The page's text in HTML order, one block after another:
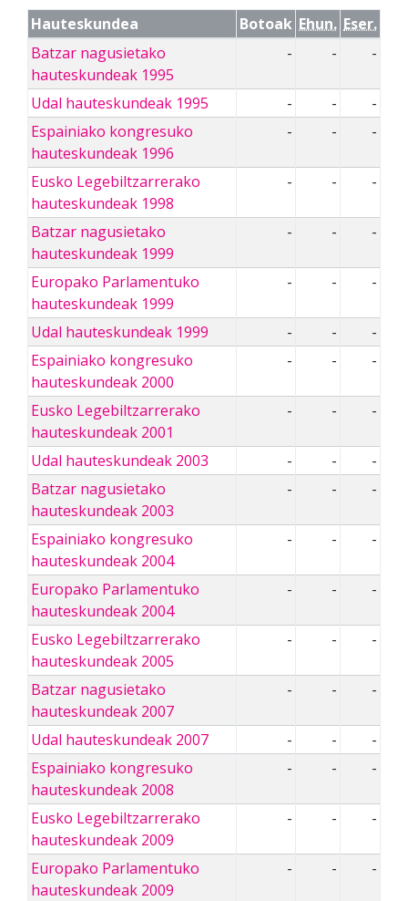
Hauteskundea Botoak Ehun. Eser.
Batzar nagusietako
hauteskundeak 1995
- - -
Udal hauteskundeak 1995 - -
-
Espainiako kongresuko
hauteskundeak 1996
- - -
Eusko Legebiltzarrerako
hauteskundeak 1998
- - -
Batzar nagusietako
hauteskundeak 1999
- - -
Europako Parlamentuko
hauteskundeak 1999
- - -
Udal hauteskundeak 1999 - -
-
Espainiako kongresuko
hauteskundeak 2000
- - -
Eusko Legebiltzarrerako
hauteskundeak 2001
- - -
Udal hauteskundeak 2003 - -
-
Batzar nagusietako
hauteskundeak 2003
- - -
Espainiako kongresuko
hauteskundeak 2004
- - -
Europako Parlamentuko
hauteskundeak 2004
- - -
Eusko Legebiltzarrerako
hauteskundeak 2005
- - -
Batzar nagusietako
hauteskundeak 2007
- - -
Udal hauteskundeak 2007 - -
-
Espainiako kongresuko
hauteskundeak 2008
- - -
Eusko Legebiltzarrerako
hauteskundeak 2009
- - -
Europako Parlamentuko
hauteskundeak 2009
- - -